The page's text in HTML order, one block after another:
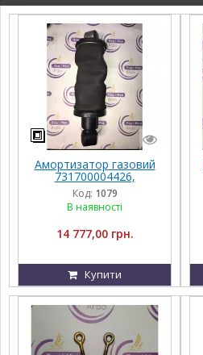
Амортизатор газовий
731700004426,
G931502200120,
G931502200100, Massey
Ferguson
Код: 1079
В наявності
14 777,00 грн.
Купити